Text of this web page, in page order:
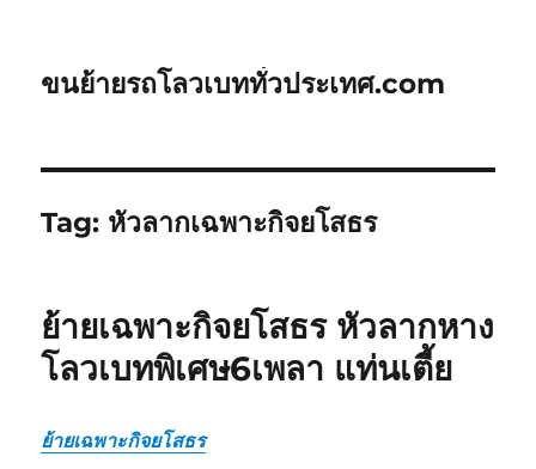
ขนย้ายรถโลวเบททั่วประเทศ.com
Tag: หัวลากเฉพาะกิจยโสธร
ย้ายเฉพาะกิจยโสธร หัวลากหาง
โลวเบทพิเศษ6เพลา แท่นเตี้ย
ย้ายเฉพาะกิจยโสธร